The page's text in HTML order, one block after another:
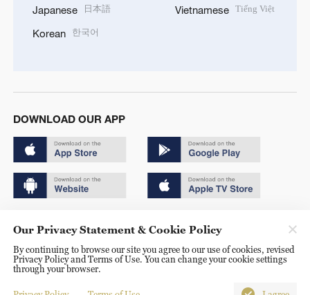
Japanese 日本語
Korean 한국어
Vietnamese Tiếng Việt
DOWNLOAD OUR APP
京ICP备20000184号
京公网安备 11010502050052号
Disinformation report hotline: 010-85061466
Our Privacy Statement & Cookie Policy
By continuing to browse our site you agree to our use of cookies, revised
Privacy Policy and Terms of Use. You can change your cookie settings
through your browser.